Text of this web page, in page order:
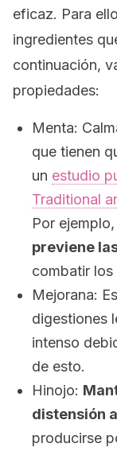
eficaz. Para
ingredientes
continuación,
propiedades:
Menta:
que tienen
un estudio
Traditional
Por ejemplo,
previene
combatir
Mejorana:
digestiones
intenso
de esto.
Hinojo:
distensión
producirse